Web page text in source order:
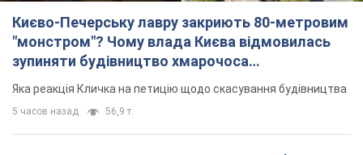
Києво-Печерську лавру закриють 80-метровим
"монстром"? Чому влада Києва відмовилась
зупиняти будівництво хмарочоса
"московського вірянина"
Яка реакція Кличка на петицію щодо скасування будівництва
5 часов назад 56,9 т.